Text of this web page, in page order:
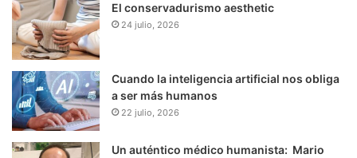
El conservadurismo aesthetic
24 julio, 2026
Cuando la inteligencia artificial nos obliga
a ser más humanos
22 julio, 2026
Un auténtico médico humanista: Mario